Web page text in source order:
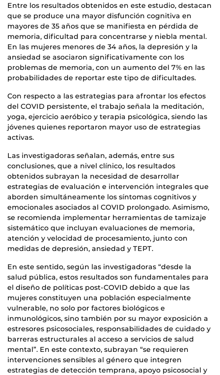
Entre los resultados obtenidos en este estudio, destacan
que se produce una mayor disfunción cognitiva en
mayores de 35 años que se manifiesta en pérdida de
memoria, dificultad para concentrarse y niebla mental.
En las mujeres menores de 34 años, la depresión y la
ansiedad se asociaron significativamente con los
problemas de memoria, con un aumento del 7% en las
probabilidades de reportar este tipo de dificultades.
Con respecto a las estrategias para afrontar los efectos
del COVID persistente, el trabajo señala la meditación,
yoga, ejercicio aeróbico y terapia psicológica, siendo las
jóvenes quienes reportaron mayor uso de estrategias
activas.
Las investigadoras señalan, además, entre sus
conclusiones, que a nivel clínico, los resultados
obtenidos subrayan la necesidad de desarrollar
estrategias de evaluación e intervención integrales que
aborden simultáneamente los síntomas cognitivos y
emocionales asociados al COVID prolongado. Asimismo,
se recomienda implementar herramientas de tamizaje
sistemático que incluyan evaluaciones de memoria,
atención y velocidad de procesamiento, junto con
medidas de depresión, ansiedad y TEPT.
En este sentido, según las investigadoras “desde la
salud pública, estos resultados son fundamentales para
el diseño de políticas post-COVID debido a que las
mujeres constituyen una población especialmente
vulnerable, no solo por factores biológicos e
inmunológicos, sino también por su mayor exposición a
estresores psicosociales, responsabilidades de cuidado y
barreras estructurales al acceso a servicios de salud
mental”. En este contexto, subrayan “se requieren
intervenciones sensibles al género que integren
estrategias de detección temprana, apoyo psicosocial y